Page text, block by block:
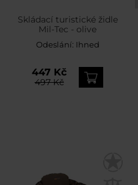
Skládací turistické židle
Mil-Tec - olive
Odeslání: Ihned
447 Kč
497 Kč